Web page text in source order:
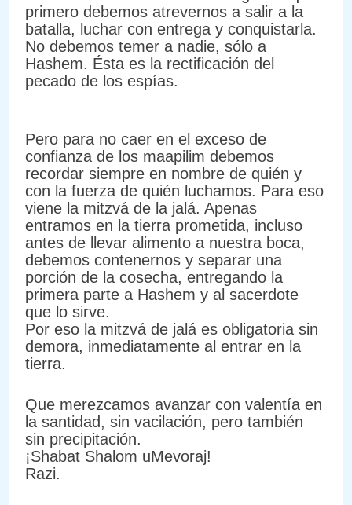
primero debemos atrevernos a salir a la
batalla, luchar con entrega y conquistarla.
No debemos temer a nadie, sólo a
Hashem. Ésta es la rectificación del
pecado de los espías.
Pero para no caer en el exceso de
confianza de los maapilim debemos
recordar siempre en nombre de quién y
con la fuerza de quién luchamos. Para eso
viene la mitzvá de la jalá. Apenas
entramos en la tierra prometida, incluso
antes de llevar alimento a nuestra boca,
debemos contenernos y separar una
porción de la cosecha, entregando la
primera parte a Hashem y al sacerdote
que lo sirve.
Por eso la mitzvá de jalá es obligatoria sin
demora, inmediatamente al entrar en la
tierra.
Que merezcamos avanzar con valentía en
la santidad, sin vacilación, pero también
sin precipitación.
¡Shabat Shalom uMevoraj!
Razi.